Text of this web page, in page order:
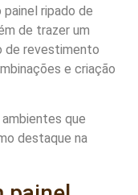
ripado de
de trazer um
de revestimento
e criação
que
destaque na